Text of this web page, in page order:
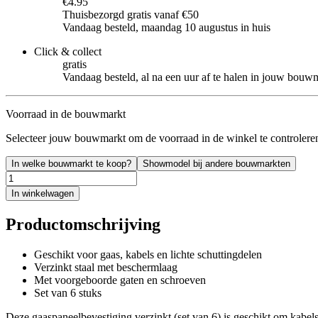
Thuisbezorgd gratis vanaf €50
Vandaag besteld, maandag 10 augustus in huis
Click & collect
gratis
Vandaag besteld, al na een uur af te halen in jouw
Voorraad in de bouwmarkt
Selecteer jouw bouwmarkt om de voorraad in de winkel te
In welke bouwmarkt te koop? Showmodel bij andere bouwmarkten
In winkelwagen
Productomschrijving
Geschikt voor gaas, kabels en lichte schuttingdelen
Verzinkt staal met beschermlaag
Met voorgeboorde gaten en schroeven
Set van 6 stuks